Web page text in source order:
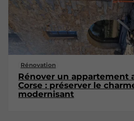
Rénovation
Rénover un appartement
Corse : préserver le
modernisant